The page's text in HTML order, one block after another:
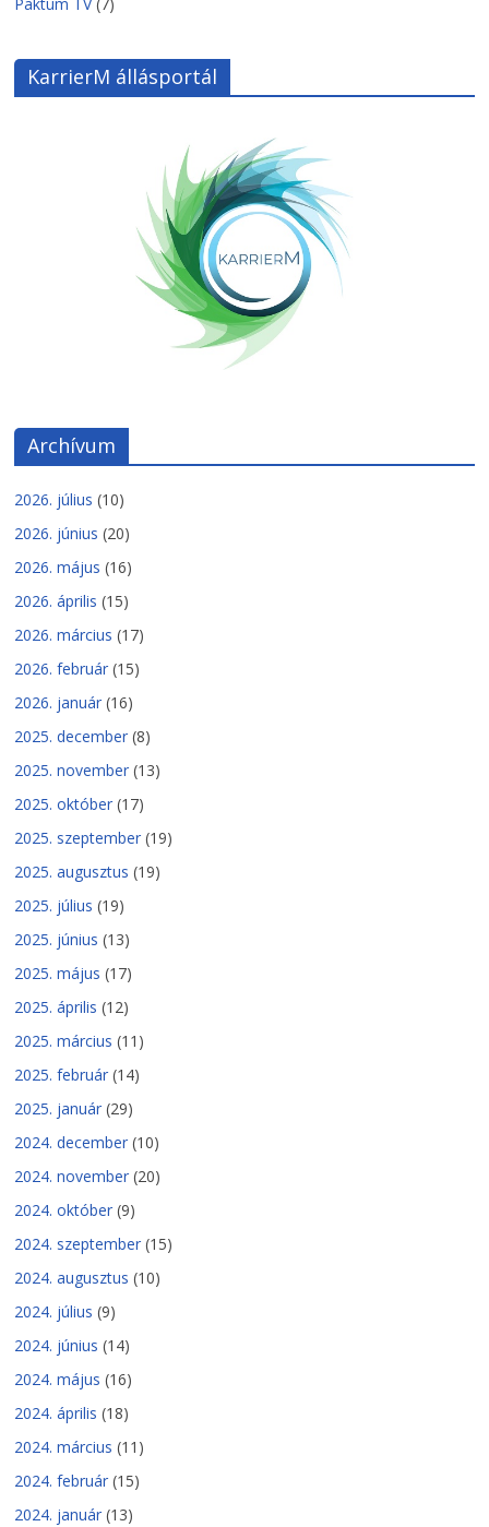
KarrierM állásportál
Archívum
2026. július (10)
2026. június (20)
2026. május (16)
2026. április (15)
2026. március (17)
2026. február (15)
2026. január (16)
2025. december (8)
2025. november (13)
2025. október (17)
2025. szeptember (19)
2025. augusztus (19)
2025. július (19)
2025. június (13)
2025. május (17)
2025. április (12)
2025. március (11)
2025. február (14)
2025. január (29)
2024. december (10)
2024. november (20)
2024. október (9)
2024. szeptember (15)
2024. augusztus (10)
2024. július (9)
2024. június (14)
2024. május (16)
2024. április (18)
2024. március (11)
2024. február (15)
2024. január (13)